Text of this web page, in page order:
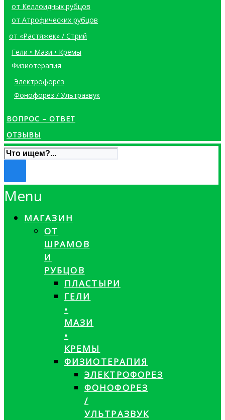
от Келлоидных рубцов
от Атрофических рубцов
от «Растяжек» / Стрий
Гели • Мази • Кремы
Физиотерапия
Электрофорез
Фонофорез / Ультразвук
ВОПРОС – ОТВЕТ
ОТЗЫВЫ
Menu
МАГАЗИН
ОТ
ШРАМОВ
И
РУБЦОВ
ПЛАСТЫРИ
ГЕЛИ
•
МАЗИ
•
КРЕМЫ
ФИЗИОТЕРАПИЯ
ЭЛЕКТРОФОРЕЗ
ФОНОФОРЕЗ
/
УЛЬТРАЗВУК